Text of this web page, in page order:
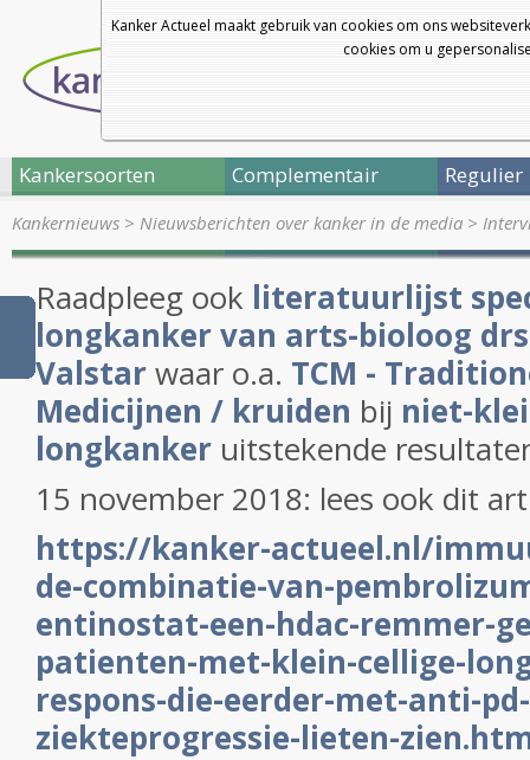
Kanker Actueel maakt gebruik van cookies om ons
cookies om u
Kankersoorten Complementair Regulier
Kankernieuws > Nieuwsberichten over kanker in de media >
Raadpleeg ook literatuurlijst
longkanker van arts-bioloog
Valstarwaar o.a. TCM -
Medicijnen / kruiden bij niet-
longkanker uitstekende
15 november 2018: lees ook dit
https://kanker-actueel.nl/
de-combinatie-van-
entinostat-een-hdac-remmer-
patienten-met-klein-cellige-
respons-die-eerder-met-anti-
ziekteprogressie-lieten-